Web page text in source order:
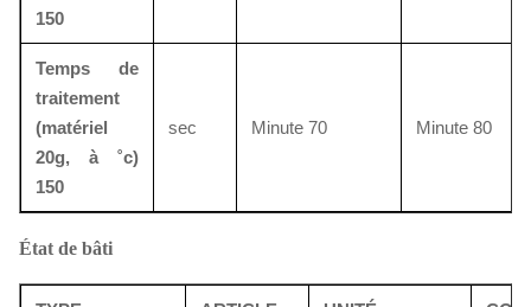
150
Temps de
traitement
(matériel
20g, à ˚c)
150
sec Minute 70 Minute 80
État de bâti